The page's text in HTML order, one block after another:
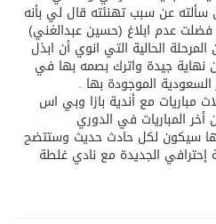
سألته عن سبب تهنئته قال لي بأنه
فضلت عدم ابلاغ (حسين عبدالغني)
الحالية التي انوي أن ابذل
جيدة واترك بصمه بها في
السعودية الموجودة بها .
مباريات مع أندية بازا وبي اس
المباريات في الدوري
ابريل وحينها سيكون لكل حادث حديث وستتضح
الجديدة مع نادي غلطة